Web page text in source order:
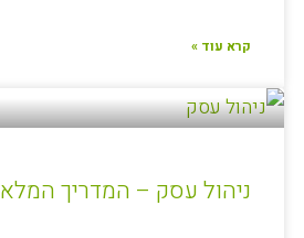
קרא עוד »
ניהול עסק – המדריך המלא